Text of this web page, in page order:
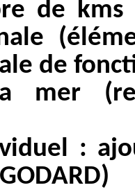
de
de
mer
: